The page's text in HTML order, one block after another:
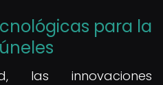
para la
las innovaciones